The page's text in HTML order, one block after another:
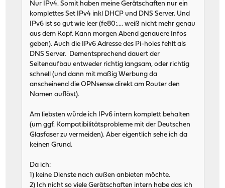
Nur IPv4. Somit haben meine Gerätschaften nur ein
komplettes Set IPv4 inkl DHCP und DNS Server. Und
IPv6 ist so gut wie leer (fe80:.... weiß nicht mehr genau
aus dem Kopf. Kann morgen Abend genauere Infos
geben). Auch die IPv6 Adresse des Pi-holes fehlt als
DNS Server. Dementsprechend dauert der
Seitenaufbau entweder richtig langsam, oder richtig
schnell (und dann mit maßig Werbung da
anscheinend die OPNsense direkt am Router den
Namen auflöst).
Am liebsten würde ich IPv6 intern komplett behalten
(um ggf. Kompatibilitätsprobleme mit der Deutschen
Glasfaser zu vermeiden). Aber eigentlich sehe ich da
keinen Grund.
Da ich:
1) keine Dienste nach außen anbieten möchte.
2) Ich nicht so viele Gerätschaften intern habe das ich